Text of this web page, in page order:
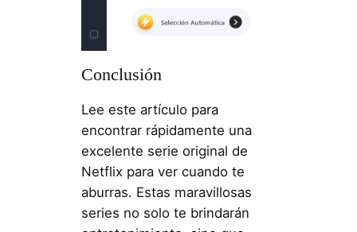
Conclusión
Lee este artículo para
encontrar rápidamente una
excelente serie original de
Netflix para ver cuando te
aburras. Estas maravillosas
series no solo te brindarán